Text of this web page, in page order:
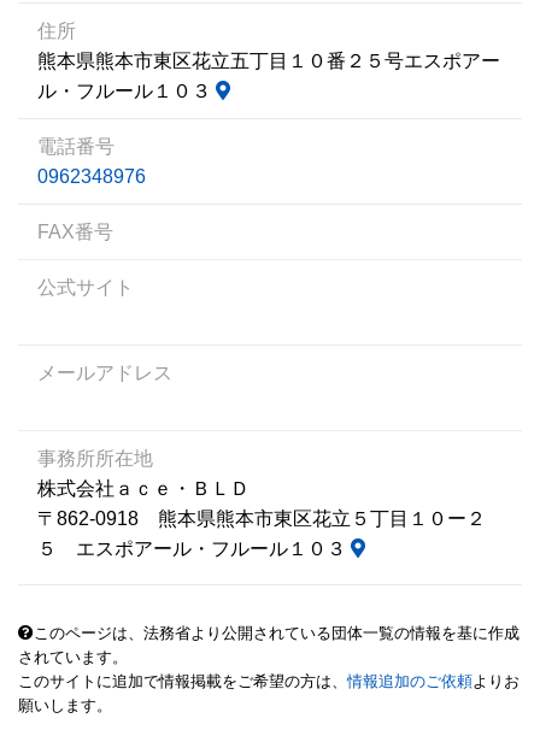
住所
熊本県熊本市東区花立五丁目１０番２５号エスポアー
ル・フルール１０３
電話番号
0962348976
FAX番号
公式サイト
メールアドレス
事務所所在地
株式会社ａｃｅ・ＢＬＤ
〒862-0918 熊本県熊本市東区花立５丁目１０ー２
５ エスポアール・フルール１０３
このページは、法務省より公開されている団体一覧の情報を基に作成
されています。
このサイトに追加で情報掲載をご希望の方は、情報追加のご依頼よりお
願いします。